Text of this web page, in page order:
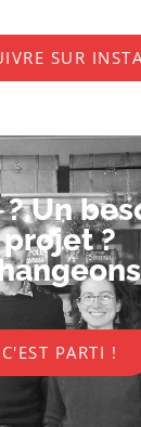
SUR
Un
projet ?
C'EST PARTI !